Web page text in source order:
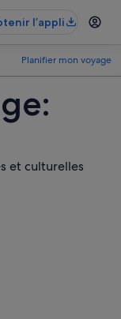
l’appli
Planifier mon voyage
et culturelles